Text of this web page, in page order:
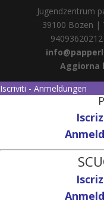
Jugendzentrum
39100 Bozen |
Aggiorna
Iscriviti - Anmeldungen